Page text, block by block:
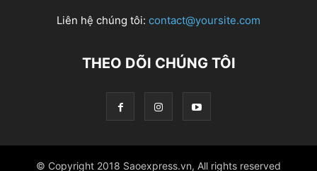
Liên hệ chúng tôi: contact@yoursite.com
THEO DÕI CHÚNG TÔI
© Copyright 2018 Saoexpress.vn, All rights reserved